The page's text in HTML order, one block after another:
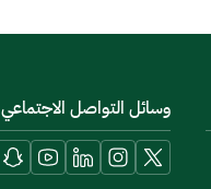
وسائل التواصل الاجتماعي